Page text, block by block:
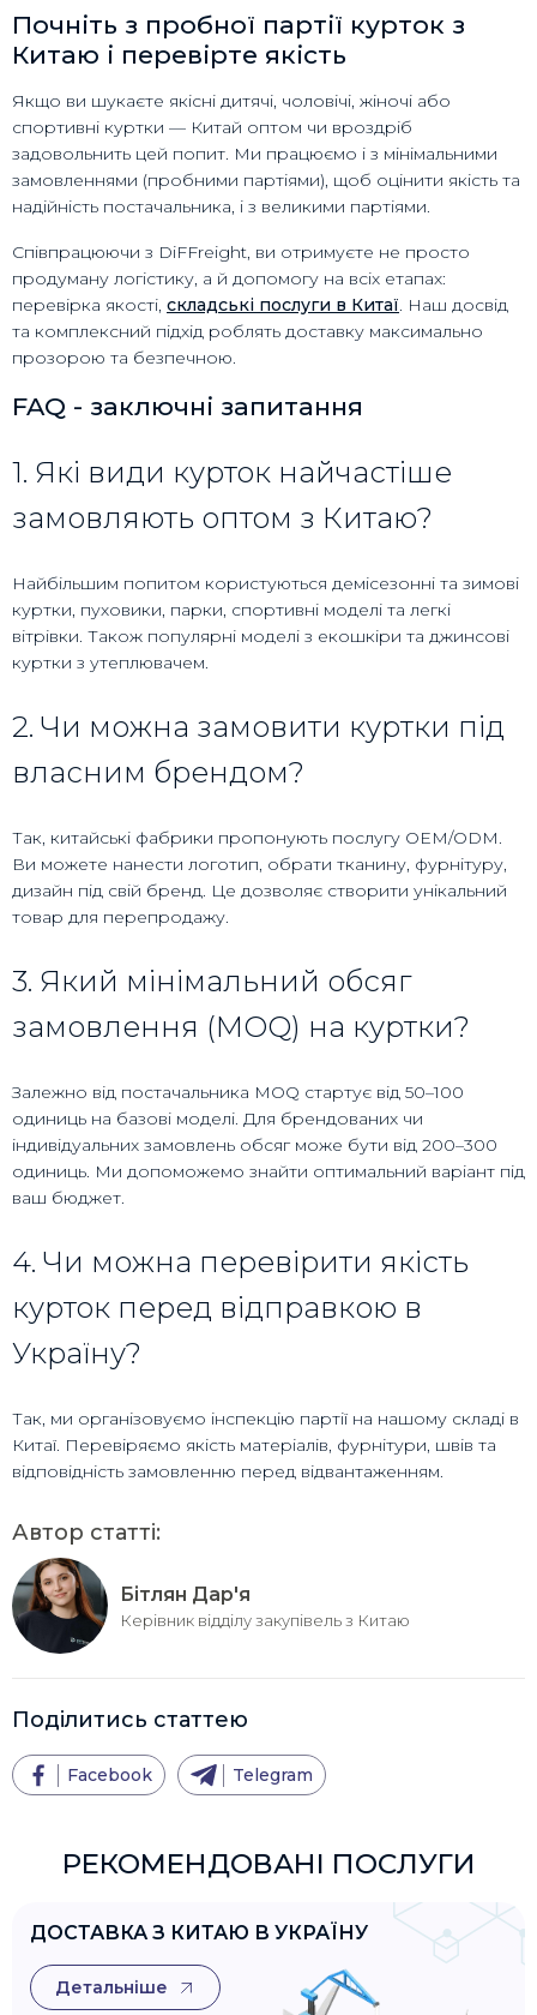
Почніть з пробної партії курток з
Китаю і перевірте якість
Якщо ви шукаєте якісні дитячі, чоловічі, жіночі або
спортивні куртки — Китай оптом чи вроздріб
задовольнить цей попит. Ми працюємо і з мінімальними
замовленнями (пробними партіями), щоб оцінити якість та
надійність постачальника, і з великими партіями.
Співпрацюючи з DiFFreight, ви отримуєте не просто
продуману логістику, а й допомогу на всіх етапах:
перевірка якості, складські послуги в Китаї. Наш досвід
та комплексний підхід роблять доставку максимально
прозорою та безпечною.
FAQ - заключні запитання
1. Які види курток найчастіше
замовляють оптом з Китаю?
Найбільшим попитом користуються демісезонні та зимові
куртки, пуховики, парки, спортивні моделі та легкі
вітрівки. Також популярні моделі з екошкіри та джинсові
куртки з утеплювачем.
2. Чи можна замовити куртки під
власним брендом?
Так, китайські фабрики пропонують послугу OEM/ODM.
Ви можете нанести логотип, обрати тканину, фурнітуру,
дизайн під свій бренд. Це дозволяє створити унікальний
товар для перепродажу.
3. Який мінімальний обсяг
замовлення (MOQ) на куртки?
Залежно від постачальника MOQ стартує від 50–100
одиниць на базові моделі. Для брендованих чи
індивідуальних замовлень обсяг може бути від 200–300
одиниць. Ми допоможемо знайти оптимальний варіант під
ваш бюджет.
4. Чи можна перевірити якість
курток перед відправкою в
Україну?
Так, ми організовуємо інспекцію партії на нашому складі в
Китаї. Перевіряємо якість матеріалів, фурнітури, швів та
відповідність замовленню перед відвантаженням.
Автор статті:
Бітлян Дар'я
Керівник відділу закупівель з Китаю
Поділитись статтею
Facebook Telegram
РЕКОМЕНДОВАНІ ПОСЛУГИ
ДОСТАВКА З КИТАЮ В УКРАЇНУ
Детальніше